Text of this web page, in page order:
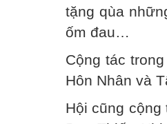
tặng qùa
ốm đau…
Cộng tác
Hôn Nhân và
Hội cũng